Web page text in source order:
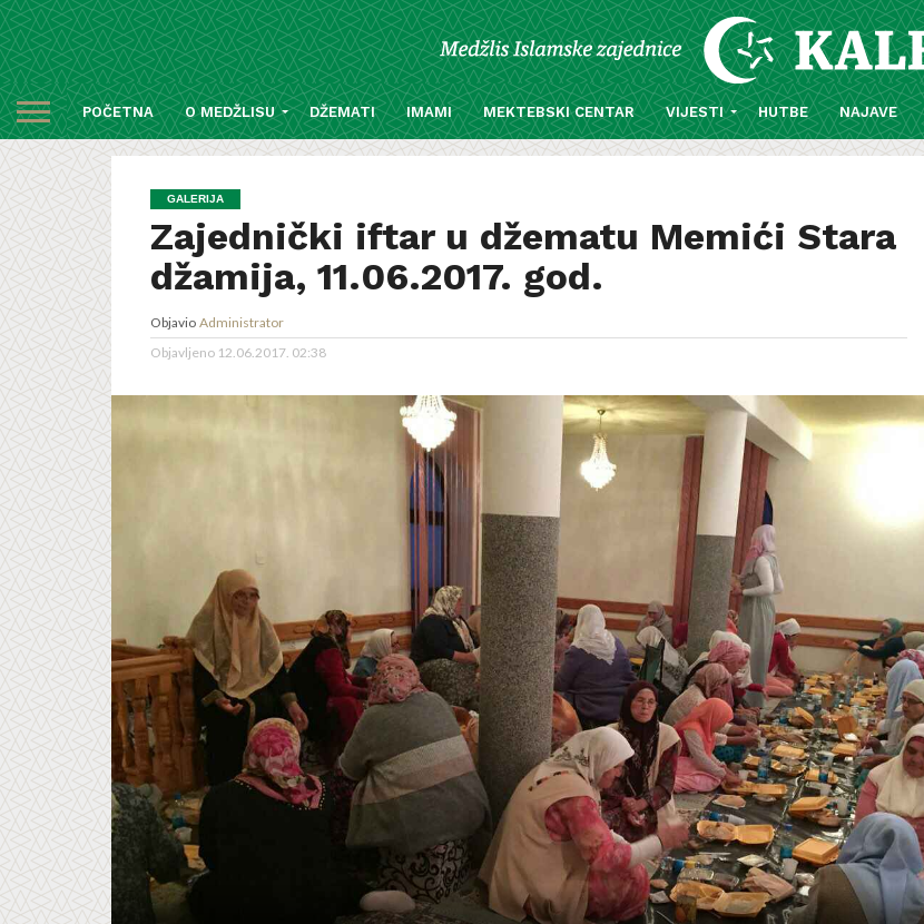
POČETNA O MEDŽLISU DŽEMATI IMAMI MEKTEBSKI CENTAR VIJESTI HUTBE NAJAVE
GALERIJA
Zajednički iftar u džematu Memići Stara
džamija, 11.06.2017. god.
Objavio Administrator
Objavljeno 12.06.2017. 02:38